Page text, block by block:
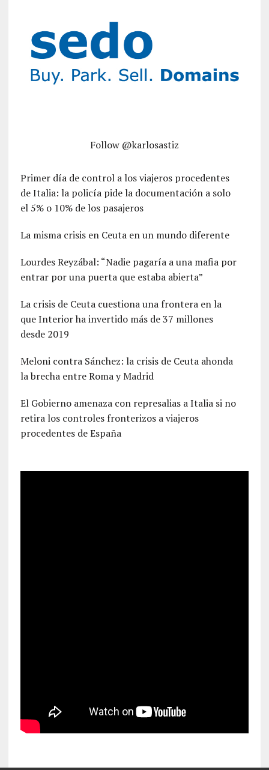
Follow @karlosastiz
Primer día de control a los viajeros procedentes
de Italia: la policía pide la documentación a solo
el 5% o 10% de los pasajeros
La misma crisis en Ceuta en un mundo diferente
Lourdes Reyzábal: “Nadie pagaría a una mafia por
entrar por una puerta que estaba abierta”
La crisis de Ceuta cuestiona una frontera en la
que Interior ha invertido más de 37 millones
desde 2019
Meloni contra Sánchez: la crisis de Ceuta ahonda
la brecha entre Roma y Madrid
El Gobierno amenaza con represalias a Italia si no
retira los controles fronterizos a viajeros
procedentes de España